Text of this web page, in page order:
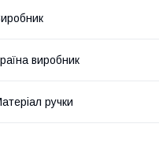
виробник
ручки